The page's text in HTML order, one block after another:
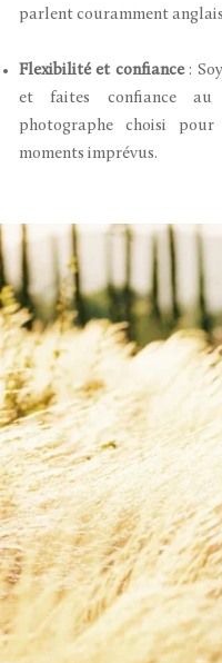
parlent couramment
Flexibilité et confiance:
et faites confiance
photographe choisi pour
moments imprévus.